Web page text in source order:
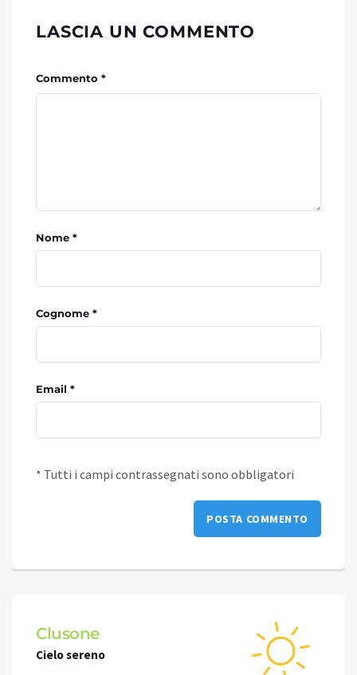
LASCIA UN COMMENTO
Commento *
Nome *
Cognome *
Email *
* Tutti i campi contrassegnati sono obbligatori
Clusone
Cielo sereno